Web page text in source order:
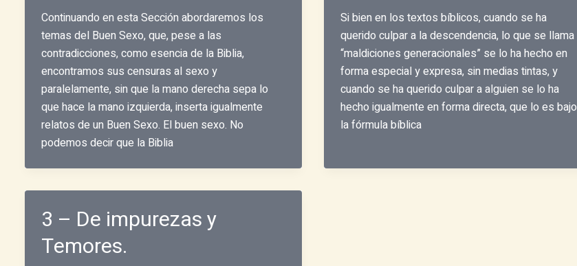
Continuando en esta Sección abordaremos los
temas del Buen Sexo, que, pese a las
contradicciones, como esencia de la Biblia,
encontramos sus censuras al sexo y
paralelamente, sin que la mano derecha sepa lo
que hace la mano izquierda, inserta igualmente
relatos de un Buen Sexo. El buen sexo. No
podemos decir que la Biblia
Si bien en los textos bíblicos, cuando se ha
querido culpar a la descendencia, lo que se llama
“maldiciones generacionales” se lo ha hecho en
forma especial y expresa, sin medias tintas, y
cuando se ha querido culpar a alguien se lo ha
hecho igualmente en forma directa, que lo es bajo
la fórmula bíblica
3 – De impurezas y
Temores.